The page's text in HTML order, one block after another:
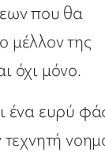
που θα
μέλλον της
όχι μόνο.
ένα ευρύ